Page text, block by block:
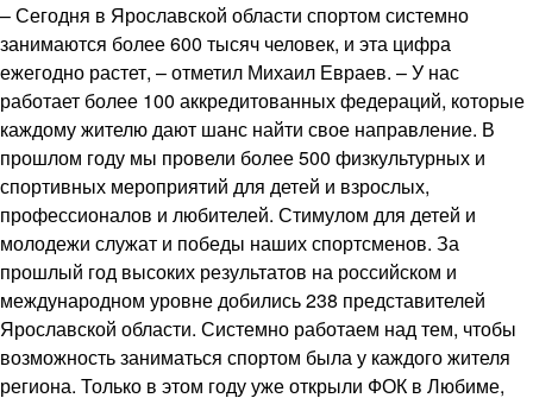
– Сегодня в Ярославской области спортом системно
занимаются более 600 тысяч человек, и эта цифра
ежегодно растет, – отметил Михаил Евраев. – У нас
работает более 100 аккредитованных федераций, которые
каждому жителю дают шанс найти свое направление. В
прошлом году мы провели более 500 физкультурных и
спортивных мероприятий для детей и взрослых,
профессионалов и любителей. Стимулом для детей и
молодежи служат и победы наших спортсменов. За
прошлый год высоких результатов на российском и
международном уровне добились 238 представителей
Ярославской области. Системно работаем над тем, чтобы
возможность заниматься спортом была у каждого жителя
региона. Только в этом году уже открыли ФОК в Любиме,